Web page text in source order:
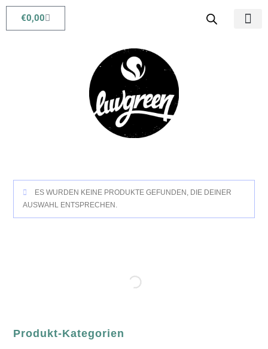
€0,00
ES WURDEN KEINE PRODUKTE GEFUNDEN, DIE DEINER
AUSWAHL ENTSPRECHEN.
Produkt-Kategorien